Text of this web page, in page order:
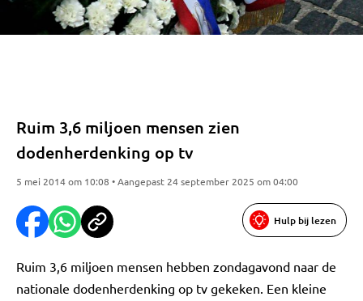
Ruim 3,6 miljoen mensen zien
dodenherdenking op tv
5 mei 2014 om 10:08 • Aangepast 24 september 2025 om 04:00
Hulp bij lezen
Ruim 3,6 miljoen mensen hebben zondagavond naar de
nationale dodenherdenking op tv gekeken. Een kleine